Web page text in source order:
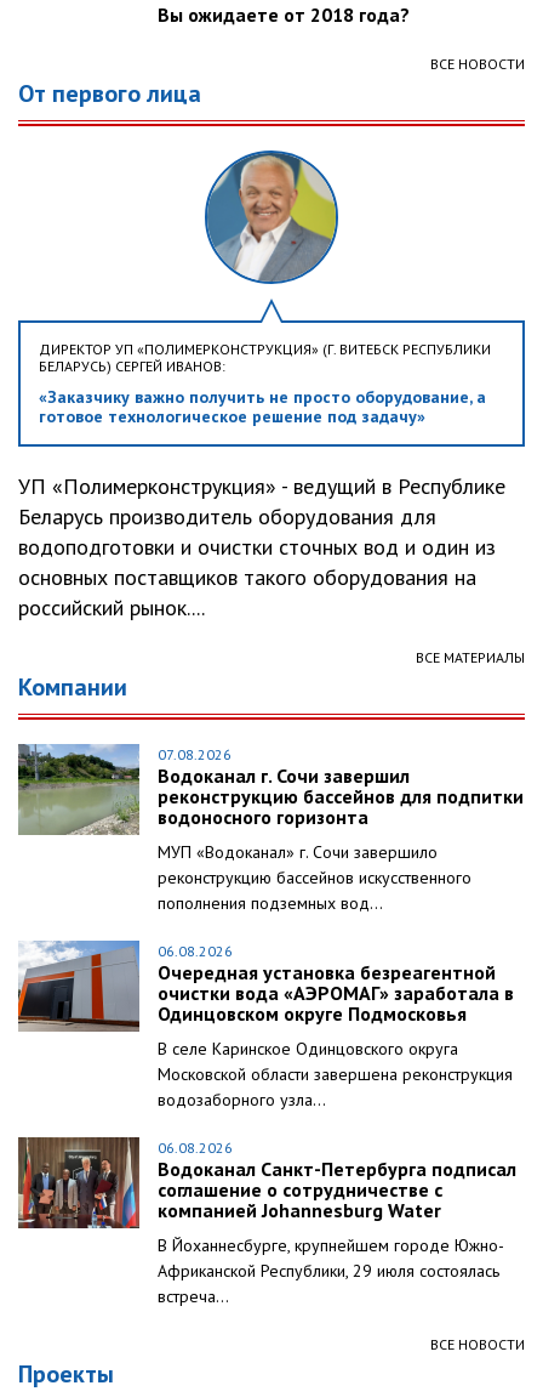
Вы ожидаете от 2018 года?
ВСЕ НОВОСТИ
От первого лица
ДИРЕКТОР УП «ПОЛИМЕРКОНСТРУКЦИЯ» (Г. ВИТЕБСК РЕСПУБЛИКИ
БЕЛАРУСЬ) СЕРГЕЙ ИВАНОВ:
«Заказчику важно получить не просто оборудование, а
готовое технологическое решение под задачу»
УП «Полимерконструкция» - ведущий в Республике
Беларусь производитель оборудования для
водоподготовки и очистки сточных вод и один из
основных поставщиков такого оборудования на
российский рынок....
ВСЕ МАТЕРИАЛЫ
Компании
07.08.2026
Водоканал г. Сочи завершил
реконструкцию бассейнов для подпитки
водоносного горизонта
МУП «Водоканал» г. Сочи завершило
реконструкцию бассейнов искусственного
пополнения подземных вод...
06.08.2026
Очередная установка безреагентной
очистки вода «АЭРОМАГ» заработала в
Одинцовском округе Подмосковья
В селе Каринское Одинцовского округа
Московской области завершена реконструкция
водозаборного узла...
06.08.2026
Водоканал Санкт-Петербурга подписал
соглашение о сотрудничестве с
компанией Johannesburg Water
В Йоханнесбурге, крупнейшем городе Южно-
Африканской Республики, 29 июля состоялась
встреча...
ВСЕ НОВОСТИ
Проекты